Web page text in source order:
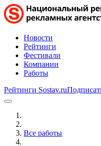
Новости
Рейтинги
Фестивали
Компании
Работы
Рейтинги Sostav.ru
Все работы